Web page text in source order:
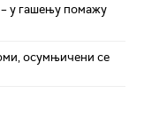
у гашењу помажу
осумњичени се